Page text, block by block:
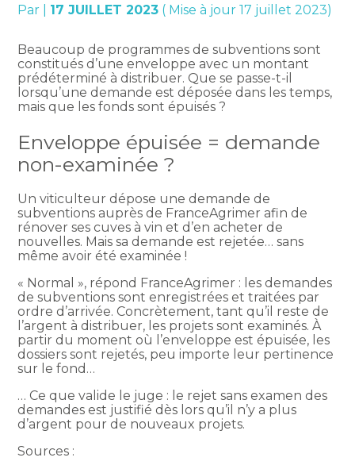
Par 17 JUILLET 2023 ( Mise à jour 17 juillet 2023)
Beaucoup de programmes de subventions sont
constitués d’une enveloppe avec un montant
prédéterminé à distribuer. Que se passe-t-il
lorsqu’une demande est déposée dans les temps,
mais que les fonds sont épuisés ?
Enveloppe épuisée = demande
non-examinée ?
Un viticulteur dépose une demande de
subventions auprès de FranceAgrimer afin de
rénover ses cuves à vin et d’en acheter de
nouvelles. Mais sa demande est rejetée… sans
même avoir été examinée !
« Normal », répond FranceAgrimer : les demandes
de subventions sont enregistrées et traitées par
ordre d’arrivée. Concrètement, tant qu’il reste de
l’argent à distribuer, les projets sont examinés. À
partir du moment où l’enveloppe est épuisée, les
dossiers sont rejetés, peu importe leur pertinence
sur le fond…
… Ce que valide le juge : le rejet sans examen des
demandes est justifié dès lors qu’il n’y a plus
d’argent pour de nouveaux projets.
Sources :